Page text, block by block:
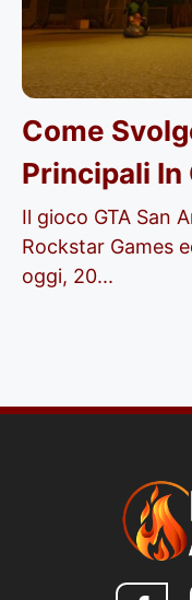
Come
Principali In
Il gioco GTA San
Rockstar Games
oggi, 20...